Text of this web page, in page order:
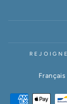
Français